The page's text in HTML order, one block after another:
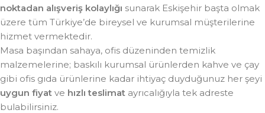
noktadan alışveriş kolaylığı sunarak Eskişehir başta olmak
üzere tüm Türkiye’de bireysel ve kurumsal müşterilerine
hizmet vermektedir.
Masa başından sahaya, ofis düzeninden temizlik
malzemelerine; baskılı kurumsal ürünlerden kahve ve çay
gibi ofis gıda ürünlerine kadar ihtiyaç duyduğunuz her şeyi
uygun fiyat ve hızlı teslimat ayrıcalığıyla tek adreste
bulabilirsiniz.